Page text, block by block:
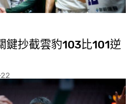
鍵抄截雲豹103比101逆